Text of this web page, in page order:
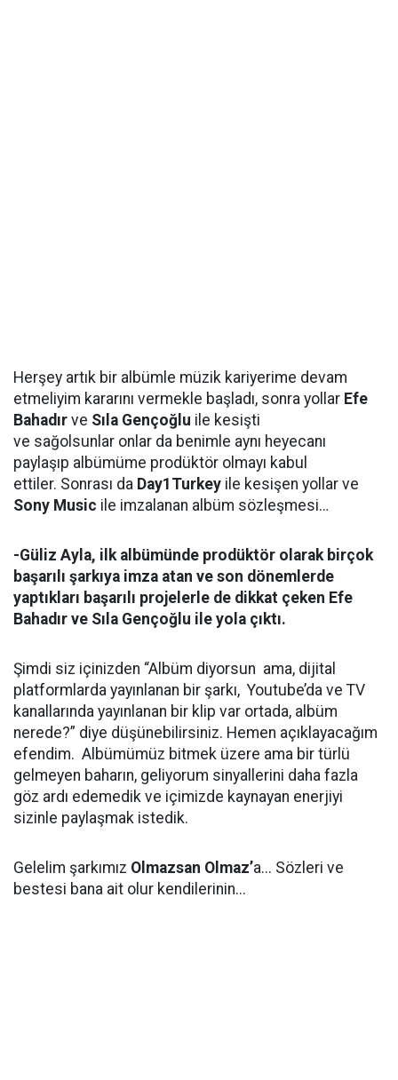
Herşey artık bir albümle müzik kariyerime devam
etmeliyim kararını vermekle başladı, sonra yollar Efe
Bahadır ve Sıla Gençoğlu ile kesişti
ve sağolsunlar onlar da benimle aynı heyecanı
paylaşıp albümüme prodüktör olmayı kabul
ettiler. Sonrası da Day1Turkey ile kesişen yollar ve
Sony Music ile imzalanan albüm sözleşmesi…
-​Güliz Ayla, ilk albümünde prodüktör olarak birçok
başarılı şarkıya imza atan ve son dönemlerde
yaptıkları başarılı projelerle de dikkat çeken Efe
Bahadır ve Sıla Gençoğlu ile yola çıktı.
Şimdi siz içinizden “Albüm diyorsun ama, dijital
platformlarda yayınlanan bir şarkı, Youtube’da ve TV
kanallarında yayınlanan bir klip var ortada, albüm
nerede?” diye düşünebilirsiniz. Hemen açıklayacağım
efendim. Albümümüz bitmek üzere ama bir türlü
gelmeyen baharın, geliyorum sinyallerini daha fazla
göz ardı edemedik ve içimizde kaynayan enerjiyi
sizinle paylaşmak istedik.
Gelelim şarkımız Olmazsan Olmaz’a... Sözleri ve
bestesi bana ait olur kendilerinin...